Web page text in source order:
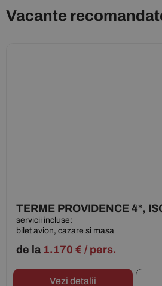
Vacante
TERME PROVIDENCE 4*,
servicii incluse:
bilet avion, cazare si masa
de la 1.170 € / pers.
Vezi detalii